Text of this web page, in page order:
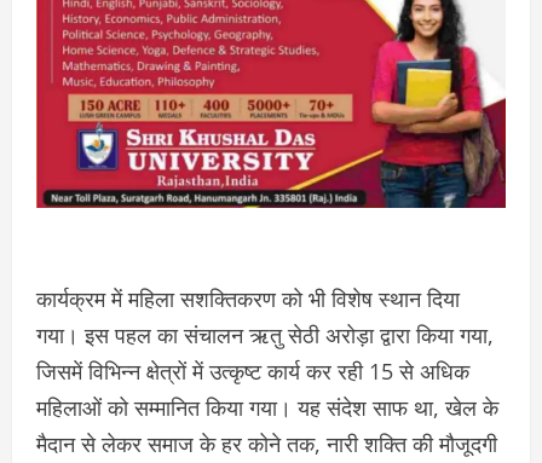
कार्यक्रम में महिला सशक्तिकरण को भी विशेष स्थान दिया
गया। इस पहल का संचालन ऋतु सेठी अरोड़ा द्वारा किया गया,
जिसमें विभिन्न क्षेत्रों में उत्कृष्ट कार्य कर रही 15 से अधिक
महिलाओं को सम्मानित किया गया। यह संदेश साफ था, खेल के
मैदान से लेकर समाज के हर कोने तक, नारी शक्ति की मौजूदगी